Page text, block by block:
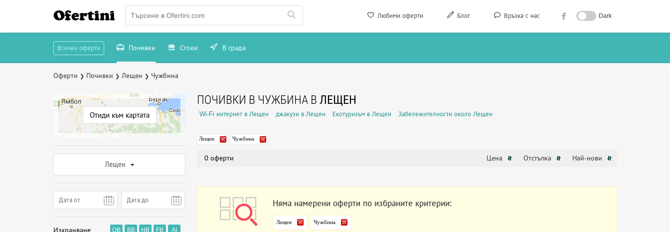
Любими оферти Блог Връзка с нас Dark
Ofertini
Всички оферти Почивки Стоки В града
Оферти ❯ Почивки ❯ Лещен ❯ Чужбина
Отиди към картата
Лещен
Изхранване OB BB HB FB AI
ПОЧИВКИ В ЧУЖБИНА В ЛЕЩЕН
Wi-Fi интернет в Лещен джакузи в Лещен Екотуризъм в Лещен Забележителности около Лещен
Лещен Чужбина
0 оферти Цена Отстъпка Най-нови
Няма намерени оферти по избраните критерии:
Лещен Чужбина